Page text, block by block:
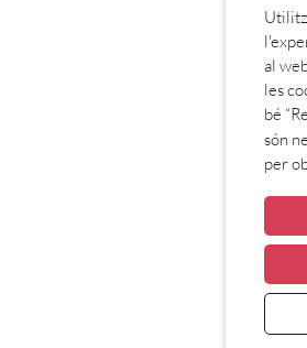
al
les
bé
són
per